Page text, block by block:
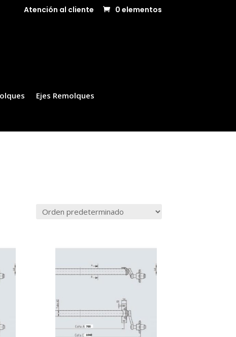
Atención al cliente 0 elementos
Ejes Remolques